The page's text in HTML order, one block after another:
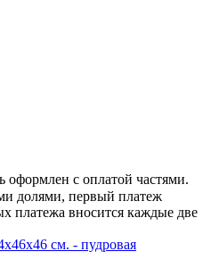
оформлен с оплатой частями.
долями, первый платеж
платежа вносится каждые две
см. - пудровая